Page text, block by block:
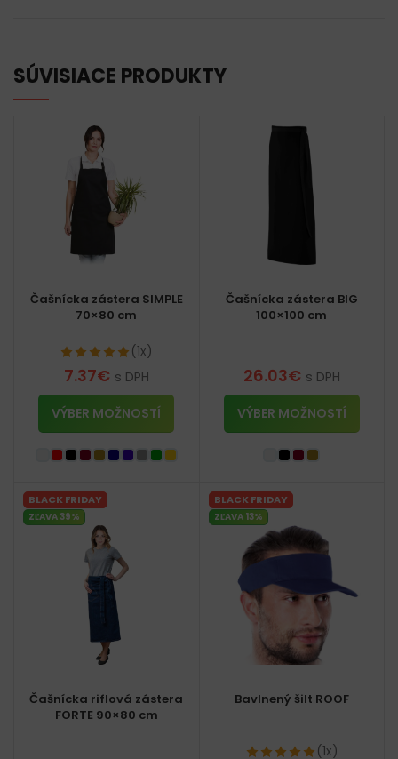
SÚVISIACE PRODUKTY
Čašnícka zástera SIMPLE
70×80 cm
(1x)
7.37€ s DPH
VÝBER MOŽNOSTÍ
Čašnícka zástera BIG
100×100 cm
26.03€ s DPH
VÝBER MOŽNOSTÍ
BLACK FRIDAY
ZĽAVA 39%
Čašnícka riflová zástera
FORTE 90×80 cm
BLACK FRIDAY
ZĽAVA 13%
Bavlnený šilt ROOF
(1x)